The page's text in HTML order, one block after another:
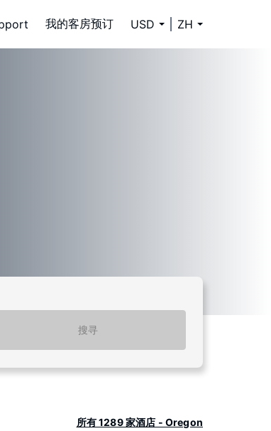
我的客房预订 USD ZH
搜寻
所有 1289 家酒店 - Oregon